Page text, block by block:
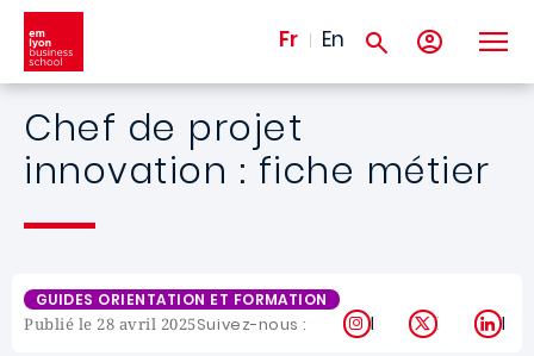
Aller au contenu principal
Fr En
Chef de projet
innovation : fiche métier
GUIDES ORIENTATION ET FORMATION
Publié le 28 avril 2025Suivez-nous : Instagram
X